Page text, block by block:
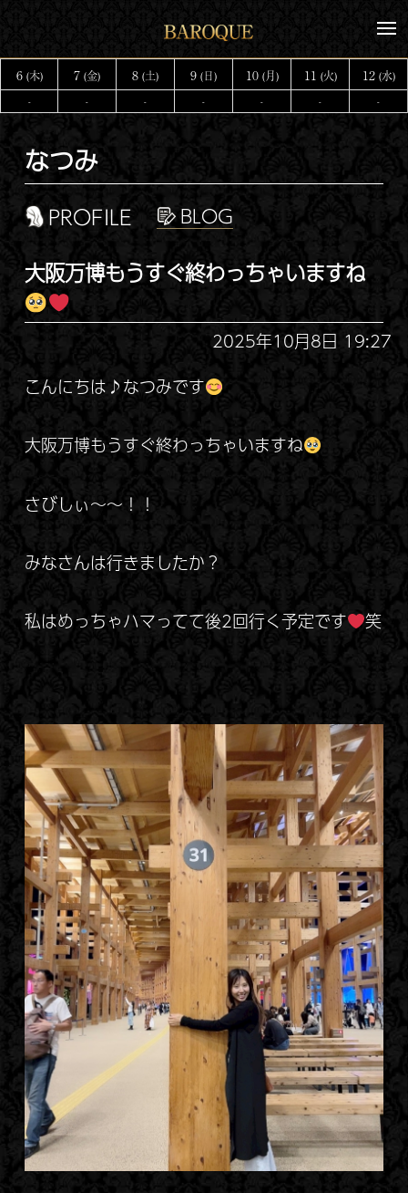
テ
ン
ツ
メ
ュ
ー
6 (木) 7 (金) 8 (土) 9 (日) 10 (月) 11 (火) 12 (水)
- - - - - - -
なつみ
PROFILE
大阪万博もうすぐ終わっちゃいますね
2025年10月8日 19:27
こんにちは♪なつみです
大阪万博もうすぐ終わっちゃいますね
さびしぃ～～！！
みなさんは行きましたか？
私はめっちゃハマってて後2回行く予定です 笑